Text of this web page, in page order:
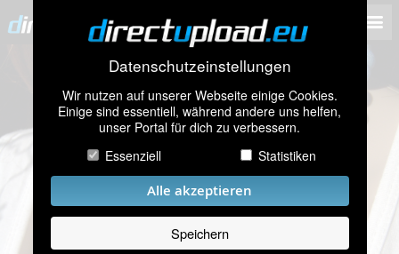
Datenschutzeinstellungen
Wir nutzen auf unserer Webseite einige Cookies.
Einige sind essentiell, während andere uns helfen,
unser Portal für dich zu verbessern.
Essenziell
Statistiken
Alle akzeptieren
Speichern